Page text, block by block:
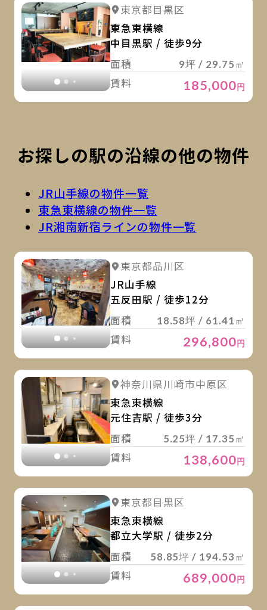
詳細を見る
東京都目黒区
東急東横線
中目黒駅 / 徒歩9分
面積
9坪 / 29.75㎡
賃料 185,000円
お探しの駅の沿線の他の物件
JR山手線の物件一覧
東急東横線の物件一覧
JR湘南新宿ラインの物件一覧
詳細を見る
東京都品川区
JR山手線
五反田駅 / 徒歩12分
面積
18.58坪 / 61.41㎡
賃料 296,800円
詳細を見る 詳細を見る
神奈川県川崎市中原区
東急東横線
元住吉駅 / 徒歩3分
面積
5.25坪 / 17.35㎡
賃料 138,600円
詳細を見る
東京都目黒区
東急東横線
都立大学駅 / 徒歩2分
面積
58.85坪 / 194.53㎡
賃料 689,000円